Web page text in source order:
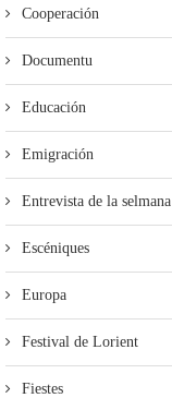
Cooperación
Documentu
Educación
Emigración
Entrevista de la selmana
Escéniques
Europa
Festival de Lorient
Fiestes